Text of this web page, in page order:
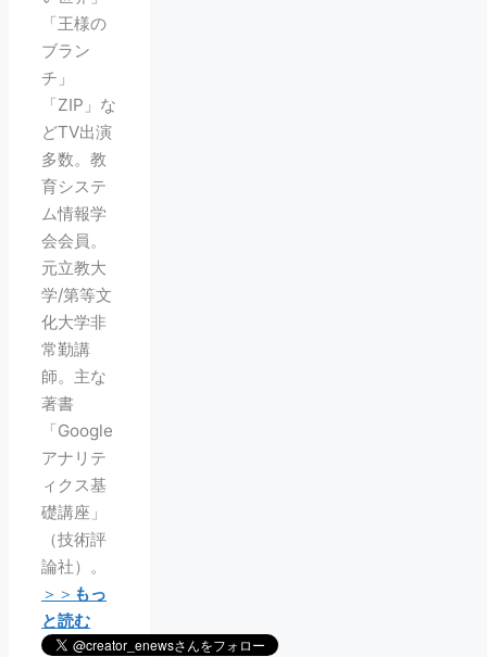
「王様の
ブラン
チ」
「ZIP」な
どTV出演
多数。教
育システ
ム情報学
会会員。
元立教大
学/第等文
化大学非
常勤講
師。主な
著書
「Google
アナリテ
ィクス基
礎講座」
（技術評
論社）。
＞＞ もっ
と読む